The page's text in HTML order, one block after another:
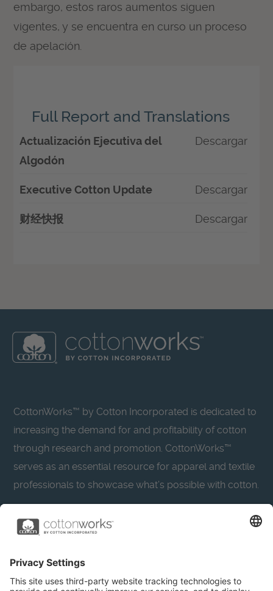
embargo, estos raros aumentos siguen
vigentes, y se encuentra en curso un proceso
de apelación.
Full Report and Translations
Actualización Ejecutiva del
Algodón
Descargar
Executive Cotton Update Descargar
财经快报 Descargar
CottonWorks™ by Cotton Incorporated is dedicated to
increasing the demand for and profitability of cotton
through research and promotion. CottonWorks™
serves as an essential resource for apparel and textile
professionals to showcase what’s possible with cotton.
Learn more about Cotton Incorporated’s sustainability
CottonToday